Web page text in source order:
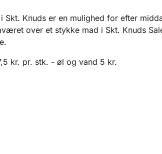
Skt. Knuds er en mulighed for efter
over et stykke mad i Skt. Knuds
kr. pr. stk. - øl og vand 5 kr.